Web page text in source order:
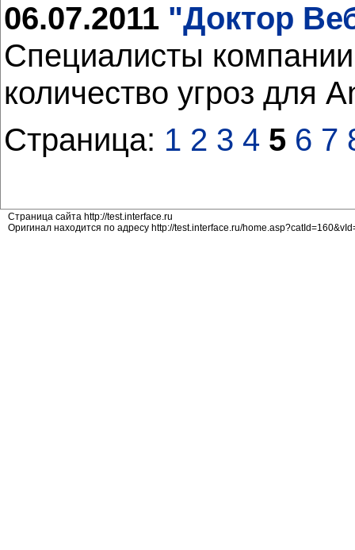
06.07.2011 "Доктор
Специалисты
количество угроз для
Страница: 1 2 3 4 5 6 7
Страница сайта http://test.interface.ru
Оригинал находится по адресу http://test.interface.ru/